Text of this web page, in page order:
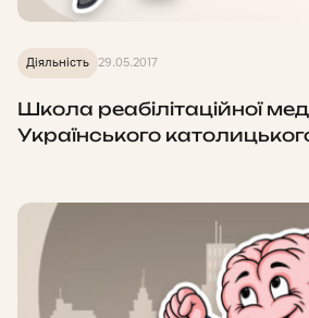
Діяльність 29.05.2017
Школа реабілітаційної
Українського